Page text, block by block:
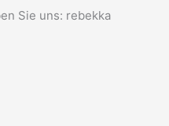
Sie uns: rebekka